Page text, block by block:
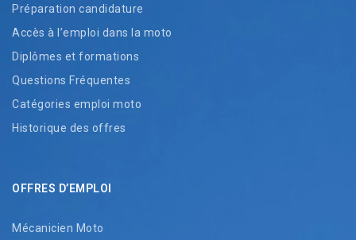
Préparation candidature
Accès à l’emploi dans la moto
Diplômes et formations
Questions Fréquentes
Catégories emploi moto
Historique des offres
OFFRES D’EMPLOI
Mécanicien Moto